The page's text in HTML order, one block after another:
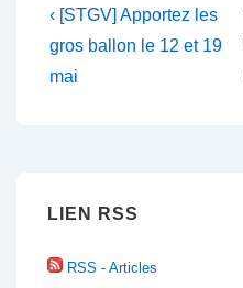
Navigation
de
l’article
Previous
Post
is
‹ [STGV] Apportez les
gros ballon le 12 et 19
mai
LIEN RSS
RSS - Articles